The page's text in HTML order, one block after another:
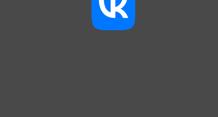
хладнокровие и осознание своего
гражданского долга может стать
непреодолимой преградой на пути